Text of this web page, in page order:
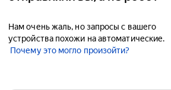
Нам очень жаль, но запросы с вашего
устройства похожи на автоматические.
Почему это могло произойти?